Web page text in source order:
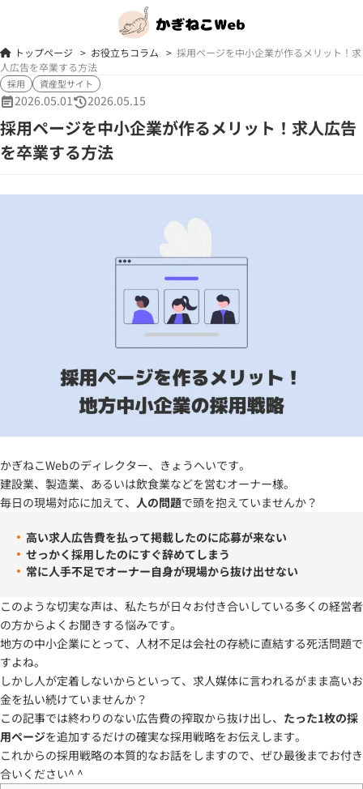
トップページ > お役立ちコラム > 採用ページを中小企業が作るメリット！求
人広告を卒業する方法
2026.05.01 2026.05.15
採用 資産型サイト
採用ページを中小企業が作るメリット！求人広告
を卒業する方法
かぎねこWebのディレクター、きょうへいです。
建設業、製造業、あるいは飲食業などを営むオーナー様。
毎日の現場対応に加えて、 人の問題で頭を抱えていませんか？
高い求人広告費を払って掲載したのに応募が来ない
せっかく採用したのにすぐ辞めてしまう
常に人手不足でオーナー自身が現場から抜け出せない
このような切実な声は、私たちが日々お付き合いしている多くの経営者
の方からよくお聞きする悩みです。
地方の中小企業にとって、人材不足は会社の存続に直結する死活問題で
すよね。
しかし人が定着しないからといって、求人媒体に言われるがまま高いお
金を払い続けていませんか？
この記事では終わりのない広告費の搾取から抜け出し、 たった1枚の採
用ページを追加するだけの確実な採用戦略をお伝えします。
これからの採用戦略の本質的なお話をしますので、ぜひ最後までお付き
合いください^ ^